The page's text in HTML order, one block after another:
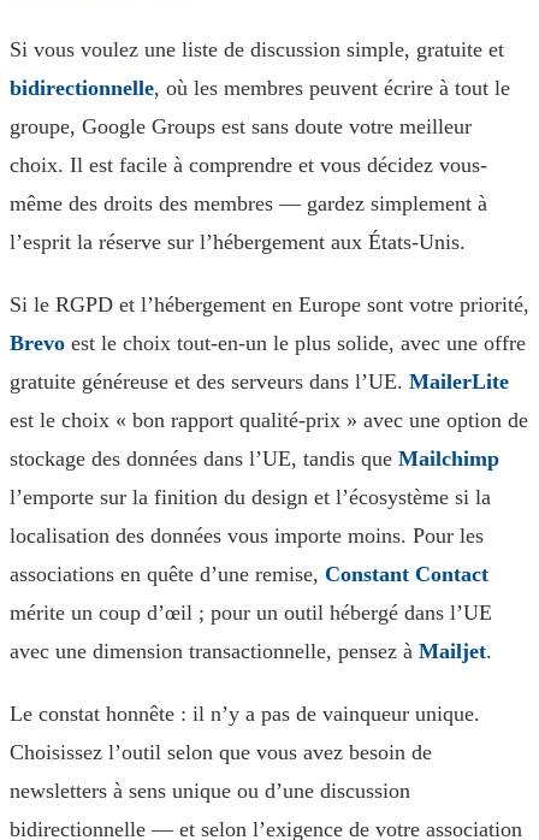
Si vous voulez une liste de discussion simple, gratuite et
bidirectionnelle, où les membres peuvent écrire à tout le
groupe, Google Groups est sans doute votre meilleur
choix. Il est facile à comprendre et vous décidez vous-
même des droits des membres — gardez simplement à
l’esprit la réserve sur l’hébergement aux États-Unis.
Si le RGPD et l’hébergement en Europe sont votre priorité,
Brevo est le choix tout-en-un le plus solide, avec une offre
gratuite généreuse et des serveurs dans l’UE. MailerLite
est le choix « bon rapport qualité-prix » avec une option de
stockage des données dans l’UE, tandis que Mailchimp
l’emporte sur la finition du design et l’écosystème si la
localisation des données vous importe moins. Pour les
associations en quête d’une remise, Constant Contact
mérite un coup d’œil ; pour un outil hébergé dans l’UE
avec une dimension transactionnelle, pensez à Mailjet.
Le constat honnête : il n’y a pas de vainqueur unique.
Choisissez l’outil selon que vous avez besoin de
newsletters à sens unique ou d’une discussion
bidirectionnelle — et selon l’exigence de votre association